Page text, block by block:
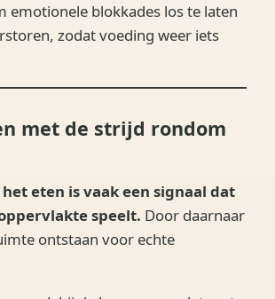
emotionele blokkades los te laten
zodat voeding weer iets
met de strijd rondom
eten is vaak een signaal dat
speelt. Door daarnaar
ontstaan voor echte